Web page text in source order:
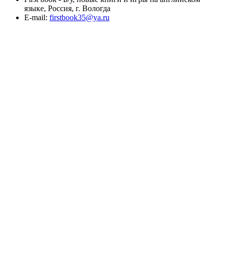
языке, Россия, г. Вологда
E-mail: firstbook35@ya.ru